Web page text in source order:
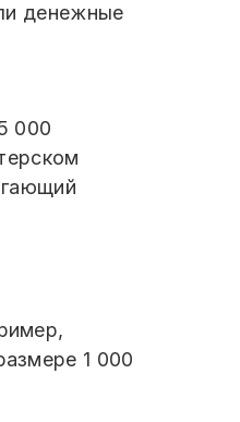
денежные
000
1 000